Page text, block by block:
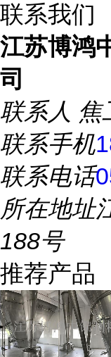
联系我们
江苏博鸿
司
联系人 焦
联系手机
联系电话
所在地址
188号
推荐产品